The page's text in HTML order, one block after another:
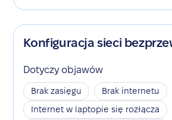
Konfiguracja sieci
Dotyczy objawów
Brak zasięgu
Brak internetu
Internet w laptopie się rozłącza